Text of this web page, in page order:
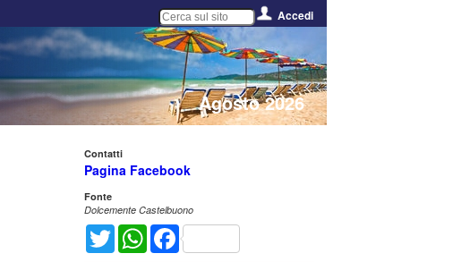
Accedi
Agosto 2026
Contatti
Pagina Facebook
Fonte
Dolcemente Castelbuono
Twitter WhatsAppFacebook